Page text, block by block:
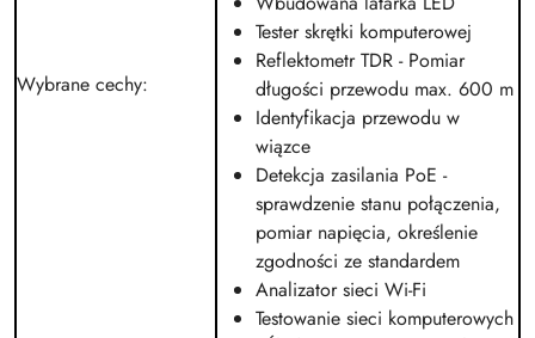
Wybrane cechy:
Tester skrętki komputerowej
Reflektometr TDR - Pomiar
długości przewodu max. 600 m
Identyfikacja przewodu w
wiązce
Detekcja zasilania PoE -
sprawdzenie stanu połączenia,
pomiar napięcia, określenie
zgodności ze standardem
Analizator sieci Wi-Fi
Testowanie sieci komputerowych